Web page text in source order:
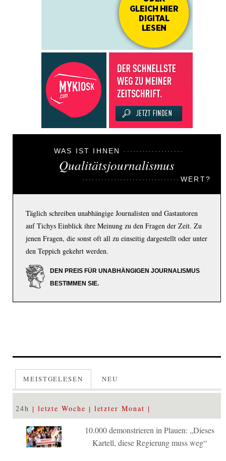
WAS IST IHNEN
Qualitätsjournalismus
WERT?
Täglich schreiben unabhängige Journalisten und Gastautoren
auf Tichys Einblick ihre Meinung zu den Fragen der Zeit. Zu
jenen Fragen, die sonst oft all zu einseitig dargestellt oder unter
den Teppich gekehrt werden.
DEN PREIS FÜR UNABHÄNGIGEN JOURNALISMUS
BESTIMMEN SIE.
MEISTGELESEN NEU
24h letzte Woche letzter Monat
10.000 demonstrieren in Plauen: „Dieses
Kartell, diese Regierung muss weg“